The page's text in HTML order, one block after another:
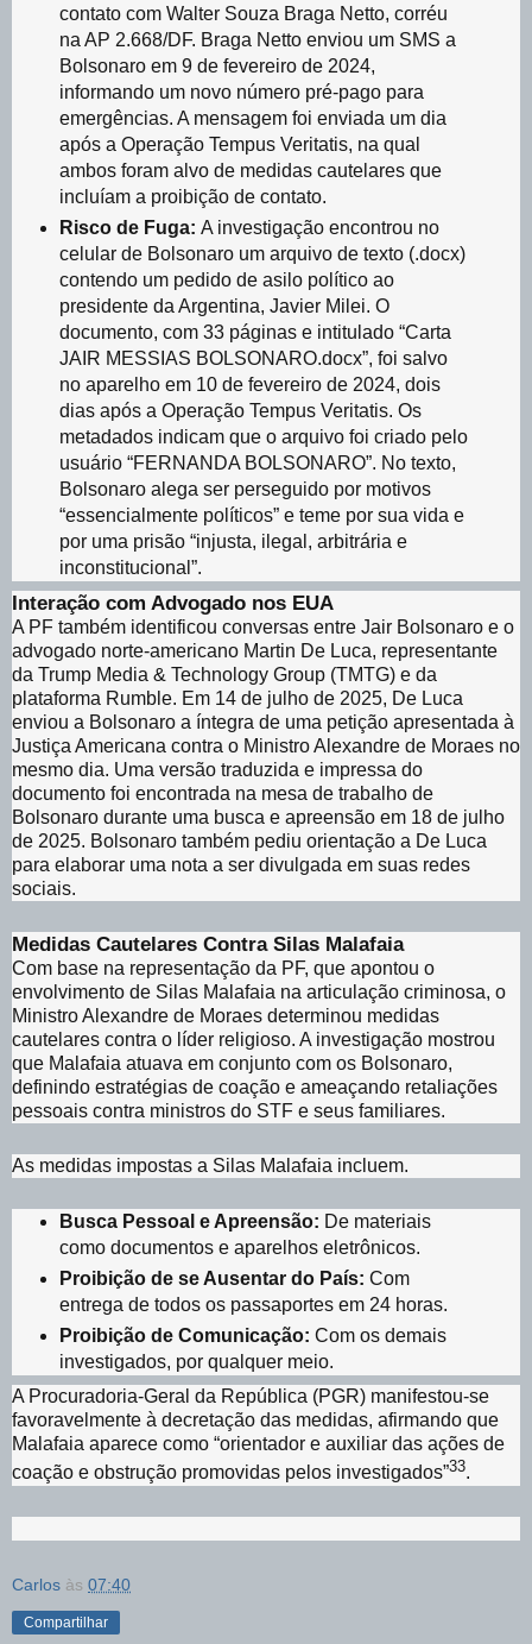
contato com Walter Souza Braga Netto, corréu
na AP 2.668/DF. Braga Netto enviou um SMS a
Bolsonaro em 9 de fevereiro de 2024,
informando um novo número pré-pago para
emergências. A mensagem foi enviada um dia
após a Operação Tempus Veritatis, na qual
ambos foram alvo de medidas cautelares que
incluíam a proibição de contato.
Risco de Fuga: A investigação encontrou no
celular de Bolsonaro um arquivo de texto (.docx)
contendo um pedido de asilo político ao
presidente da Argentina, Javier Milei. O
documento, com 33 páginas e intitulado “Carta
JAIR MESSIAS BOLSONARO.docx”, foi salvo
no aparelho em 10 de fevereiro de 2024, dois
dias após a Operação Tempus Veritatis. Os
metadados indicam que o arquivo foi criado pelo
usuário “FERNANDA BOLSONARO”. No texto,
Bolsonaro alega ser perseguido por motivos
“essencialmente políticos” e teme por sua vida e
por uma prisão “injusta, ilegal, arbitrária e
inconstitucional”.
Interação com Advogado nos EUA
A PF também identificou conversas entre Jair Bolsonaro e o
advogado norte-americano Martin De Luca, representante
da Trump Media & Technology Group (TMTG) e da
plataforma Rumble. Em 14 de julho de 2025, De Luca
enviou a Bolsonaro a íntegra de uma petição apresentada à
Justiça Americana contra o Ministro Alexandre de Moraes no
mesmo dia. Uma versão traduzida e impressa do
documento foi encontrada na mesa de trabalho de
Bolsonaro durante uma busca e apreensão em 18 de julho
de 2025. Bolsonaro também pediu orientação a De Luca
para elaborar uma nota a ser divulgada em suas redes
sociais.
Medidas Cautelares Contra Silas Malafaia
Com base na representação da PF, que apontou o
envolvimento de Silas Malafaia na articulação criminosa, o
Ministro Alexandre de Moraes determinou medidas
cautelares contra o líder religioso. A investigação mostrou
que Malafaia atuava em conjunto com os Bolsonaro,
definindo estratégias de coação e ameaçando retaliações
pessoais contra ministros do STF e seus familiares.
As medidas impostas a Silas Malafaia incluem.
Busca Pessoal e Apreensão: De materiais
como documentos e aparelhos eletrônicos.
Proibição de se Ausentar do País: Com
entrega de todos os passaportes em 24 horas.
Proibição de Comunicação: Com os demais
investigados, por qualquer meio.
A Procuradoria-Geral da República (PGR) manifestou-se
favoravelmente à decretação das medidas, afirmando que
Malafaia aparece como “orientador e auxiliar das ações de
coação e obstrução promovidas pelos investigados”33.
Carlos às 07:40
Compartilhar